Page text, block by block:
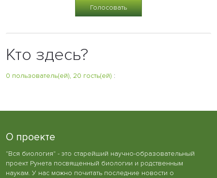
Кто здесь?
0 пользователь(ей), 20 гость(ей) :
О проекте
"Вся биология" - это старейший научно-образовательный
проект Рунета посвященный биологии и родственным
наукам. У нас можно почитать последние новости о